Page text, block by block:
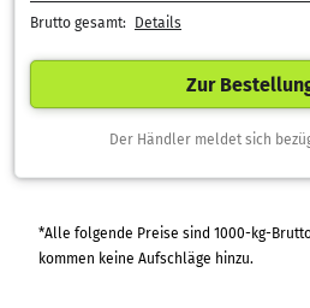
Brutto gesamt: Details
Zur
Der Händler meldet sich
*Alle folgende Preise sind 1000-kg-Brutto-
kommen keine Aufschläge hinzu.